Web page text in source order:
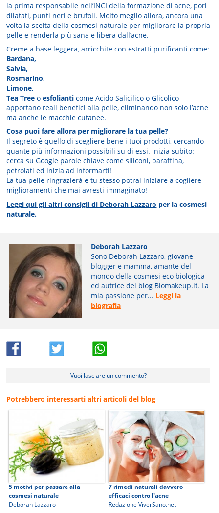
la prima responsabile nell’INCI della formazione di acne, pori
dilatati, punti neri e brufoli. Molto meglio allora, ancora una
volta la scelta della cosmesi naturale per migliorare la propria
pelle e renderla più sana e libera dall’acne.
Creme a base leggera, arricchite con estratti purificanti come:
Bardana,
Salvia,
Rosmarino,
Limone,
Tea Tree oesfolianti come Acido Salicilico o Glicolico
apportano reali benefici alla pelle, eliminando non solo l’acne
ma anche le macchie cutanee.
Cosa puoi fare allora per migliorare la tua pelle?
Il segreto è quello di scegliere bene i tuoi prodotti, cercando
quante più informazioni possibili su di essi. Inizia subito:
cerca su Google parole chiave come siliconi, paraffina,
petrolati ed inizia ad informarti!
La tua pelle ringrazierà e tu stesso potrai iniziare a cogliere
miglioramenti che mai avresti immaginato!
Leggi qui gli altri consigli di Deborah Lazzaro per la cosmesi
naturale.
Deborah Lazzaro
Sono Deborah Lazzaro, giovane
blogger e mamma, amante del
mondo della cosmesi eco biologica
ed autrice del blog Biomakeup.it. La
mia passione per... Leggi la
biografia
Vuoi lasciare un commento?
Potrebbero interessarti altri articoli del blog
5 motivi per passare alla
cosmesi naturale
Deborah Lazzaro
7 rimedi naturali davvero
efficaci contro l'acne
Redazione ViverSano.net